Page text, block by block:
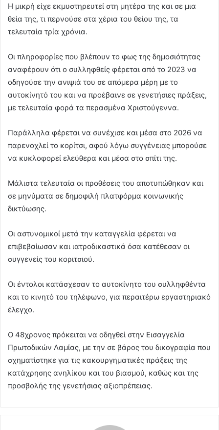
Η μικρή είχε εκμυστηρευτεί στη μητέρα της και σε μια
θεία της, τι περνούσε στα χέρια του θείου της, τα
τελευταία τρία χρόνια.
Οι πληροφορίες που βλέπουν το φως της δημοσιότητας
αναφέρουν ότι ο συλληφθείς φέρεται από το 2023 να
οδηγούσε την ανιψιά του σε απόμερα μέρη με το
αυτοκίνητό του και να προέβαινε σε γενετήσιες πράξεις,
με τελευταία φορά τα περασμένα Χριστούγεννα.
Παράλληλα φέρεται να συνέχισε και μέσα στο 2026 να
παρενοχλεί το κορίτσι, αφού λόγω συγγένειας μπορούσε
να κυκλοφορεί ελεύθερα και μέσα στο σπίτι της.
Μάλιστα τελευταία οι προθέσεις του αποτυπώθηκαν και
σε μηνύματα σε δημοφιλή πλατφόρμα κοινωνικής
δικτύωσης.
Οι αστυνομικοί μετά την καταγγελία φέρεται να
επιβεβαίωσαν και ιατροδικαστικά όσα κατέθεσαν οι
συγγενείς του κοριτσιού.
Οι έντολοι κατάσχεσαν το αυτοκίνητο του συλληφθέντα
και το κινητό του τηλέφωνο, για περαιτέρω εργαστηριακό
έλεγχο.
Ο 48χρονος πρόκειται να οδηγθεί στην Εισαγγελία
Πρωτοδικών Λαμίας, με την σε βάρος του δικογραφία που
σχηματίστηκε για τις κακουργηματικές πράξεις της
κατάχρησης ανηλίκου και του βιασμού, καθώς και της
προσβολής της γενετήσιας αξιοπρέπειας.